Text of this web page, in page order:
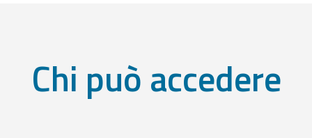
Chi può accedere